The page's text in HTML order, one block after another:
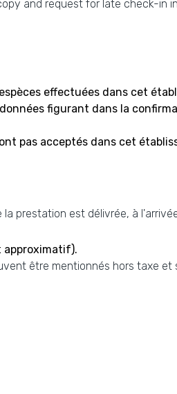
and request for late check-in
effectuées dans cet
figurant dans la
pas acceptés dans cet
prestation est délivrée, à
approximatif).
être mentionnés hors taxe et